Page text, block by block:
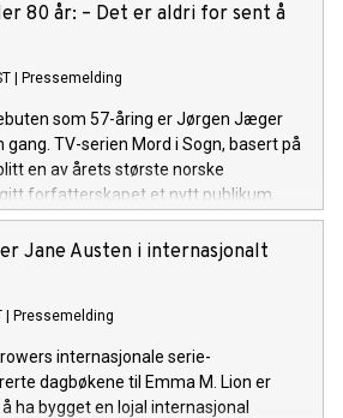
80 år: – Det er aldri for sent å
| Pressemelding
som 57-åring er Jørgen Jæger
TV-serien Mord i Sogn, basert på
en av årets største norske
forfatterskapet et nytt publikum
Onsdag 29. juli fyller han 80
Jane Austen i internasjonalt
| Pressemelding
internasjonale serie-
dagbøkene til Emma M. Lion er
ha bygget en lojal internasjonal